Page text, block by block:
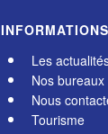
Les
Nos bureaux
Nous
Tourisme